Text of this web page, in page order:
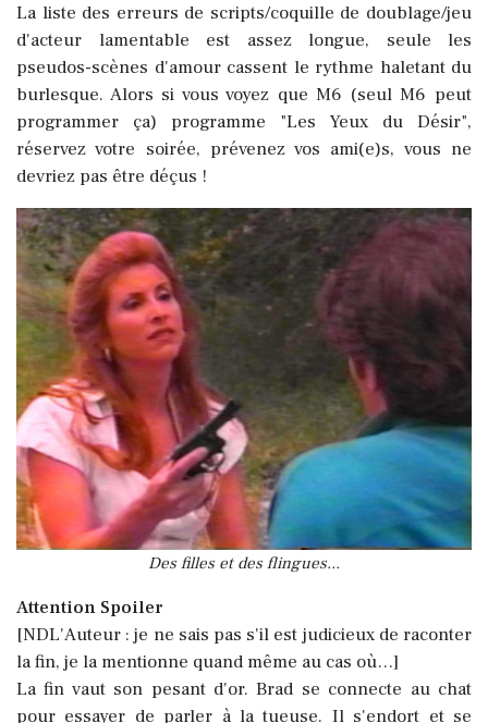
La liste des erreurs de scripts/coquille de doublage/jeu
d'acteur lamentable est assez longue, seule les
pseudos-scènes d'amour cassent le rythme haletant du
burlesque. Alors si vous voyez que M6 (seul M6 peut
programmer ça) programme "Les Yeux du Désir",
réservez votre soirée, prévenez vos ami(e)s, vous ne
devriez pas être déçus !
Des filles et des flingues...
Attention Spoiler
[NDL'Auteur : je ne sais pas s'il est judicieux de raconter
la fin, je la mentionne quand même au cas où…]
La fin vaut son pesant d'or. Brad se connecte au chat
pour essayer de parler à la tueuse. Il s'endort et se